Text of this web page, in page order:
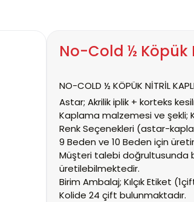
No-Cold ½ Köpük
NO-COLD ½ KÖPÜK NİTRİL
Astar; Akrilik iplik + korteks
Kaplama malzemesi ve şekli;
Renk Seçenekleri (astar-
9 Beden ve 10 Beden için
Müşteri talebi doğrultusunda
üretilebilmektedir.
Birim Ambalaj; Kılçık Etiket
Kolide 24 çift bulunmaktadır.